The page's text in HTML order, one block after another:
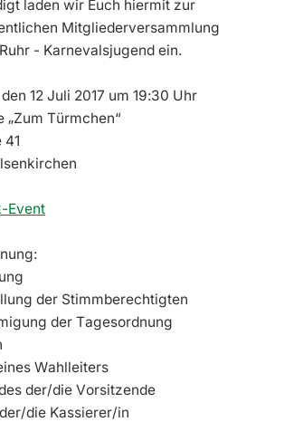
laden wir Euch hiermit zur
Mitgliederversammlung
- Karnevalsjugend ein.
12 Juli 2017 um 19:30 Uhr
„Zum Türmchen“
41
Event
der Stimmberechtigten
der Tagesordnung
Wahlleiters
der/die Vorsitzende
die Kassierer/in